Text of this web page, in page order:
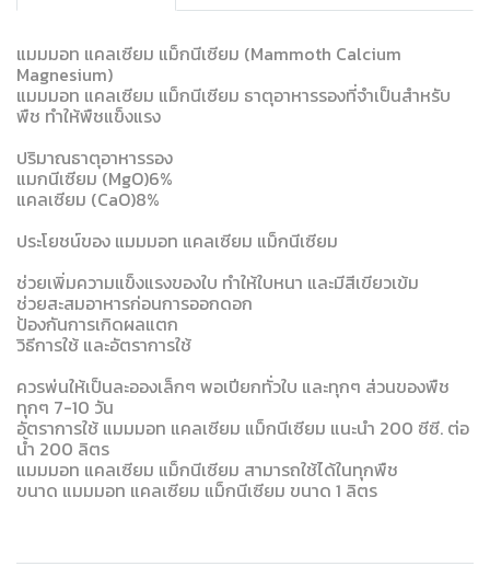
แมมมอท แคลเซียม แม็กนีเซียม (Mammoth Calcium
Magnesium)
แมมมอท แคลเซียม แม็กนีเซียม ธาตุอาหารรองที่จำเป็นสำหรับ
พืช ทำให้พืชแข็งแรง
ปริมาณธาตุอาหารรอง
แมกนีเซียม (MgO)6%
แคลเซียม (CaO)8%
ประโยชน์ของ แมมมอท แคลเซียม แม็กนีเซียม
ช่วยเพิ่มความแข็งแรงของใบ ทำให้ใบหนา และมีสีเขียวเข้ม
ช่วยสะสมอาหารก่อนการออกดอก
ป้องกันการเกิดผลแตก
วิธีการใช้ และอัตราการใช้
ควรพ่นให้เป็นละอองเล็กๆ พอเปียกทั่วใบ และทุกๆ ส่วนของพืช
ทุกๆ 7-10 วัน
อัตราการใช้ แมมมอท แคลเซียม แม็กนีเซียม แนะนำ 200 ซีซี. ต่อ
น้ำ 200 ลิตร
แมมมอท แคลเซียม แม็กนีเซียม สามารถใช้ได้ในทุกพืช
ขนาด แมมมอท แคลเซียม แม็กนีเซียม ขนาด 1 ลิตร